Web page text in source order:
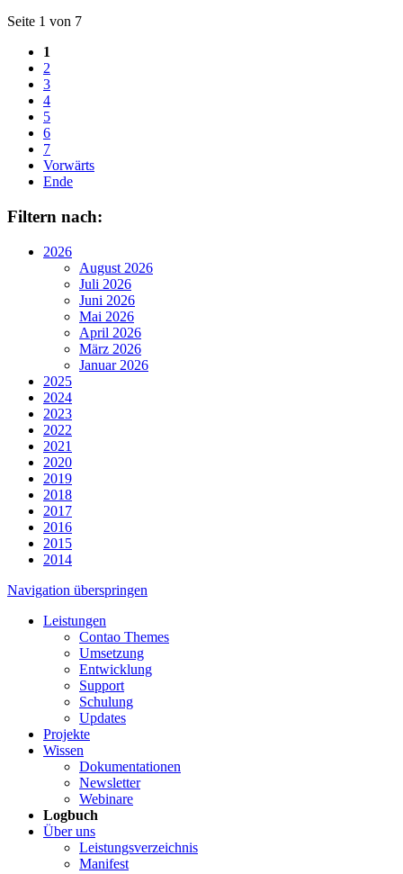
Seite 1 von 7
1
2
3
4
5
6
7
Vorwärts
Ende
Filtern nach:
2026
August 2026
Juli 2026
Juni 2026
Mai 2026
April 2026
März 2026
Januar 2026
2025
2024
2023
2022
2021
2020
2019
2018
2017
2016
2015
2014
Navigation überspringen
Leistungen
Contao Themes
Umsetzung
Entwicklung
Support
Schulung
Updates
Projekte
Wissen
Dokumentationen
Newsletter
Webinare
Logbuch
Über uns
Leistungsverzeichnis
Manifest